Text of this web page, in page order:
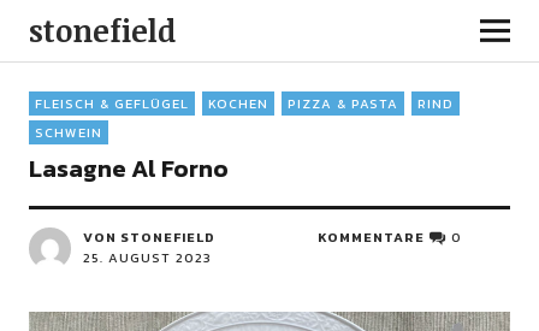
stonefield
FLEISCH & GEFLÜGEL KOCHEN PIZZA & PASTA
RIND
SCHWEIN
Lasagne Al Forno
VON STONEFIELD
25. AUGUST 2023
KOMMENTARE 0